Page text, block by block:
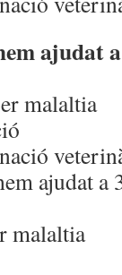
ajudat
malaltia
ajudat a
malaltia